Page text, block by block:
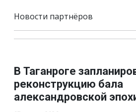
Новости партнёров
В Таганроге
реконструкцию бала
александровской